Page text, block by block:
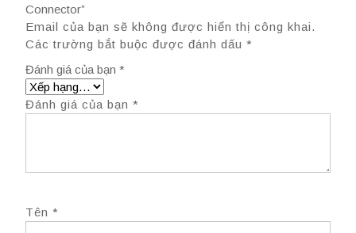
Connector”
Email của bạn sẽ không được hiển thị công khai.
Các trường bắt buộc được đánh dấu *
Đánh giá của bạn *
Đánh giá của bạn *
Tên *